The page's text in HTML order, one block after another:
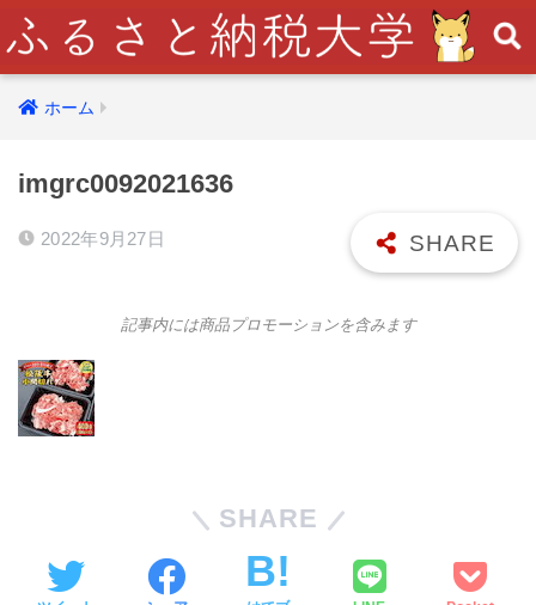
ホーム
imgrc0092021636
2022年9月27日
記事内には商品プロモーションを含みます
SHARE